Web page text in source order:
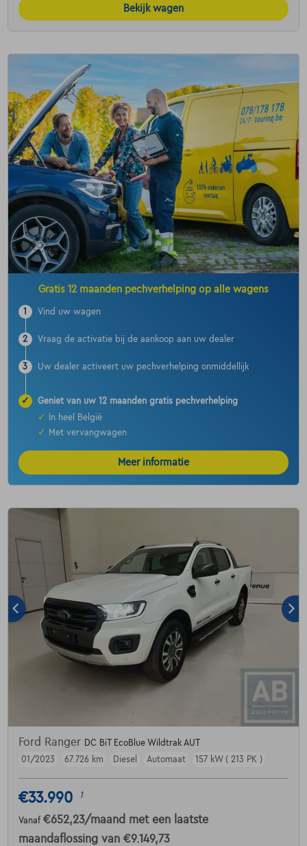
Bekijk wagen
Gratis 12 maanden pechverhelping op alle wagens
1 Vind uw wagen
2 Vraag de activatie bij de aankoop aan uw dealer
3 Uw dealer activeert uw pechverhelping onmiddellijk
✓
Geniet van uw 12 maanden gratis pechverhelping
✓
In heel België
✓
Met vervangwagen
Meer informatie
Ford Ranger DC BiT EcoBlue Wildtrak AUT
01/2023
67.726 km Diesel Automaat 157 kW ( 213 PK )
€33.990 1
Vanaf €652,23/maand met een laatste
maandaflossing van €9.149,73